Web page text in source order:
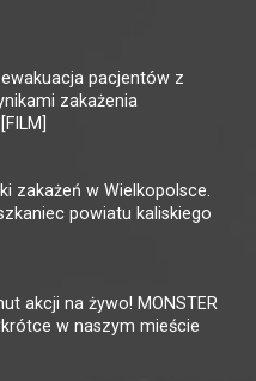
ewakuacja pacjentów z
zakażenia
zakażeń w Wielkopolsce.
powiatu kaliskiego
akcji na żywo! MONSTER
w naszym mieście